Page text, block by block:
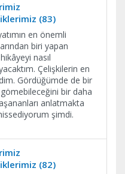
(83)
en önemli
biri yapan
nasıl
Çelişkilerin en
Gördüğümde de bir
gömebileceğini bir daha
anlatmakta
şimdi.
(82)